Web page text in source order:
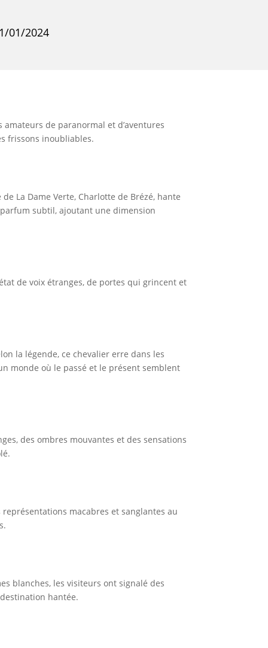
01/2024
de paranormal et d’aventures
frissons inoubliables.
La Dame Verte, Charlotte de Brézé, hante
subtil, ajoutant une dimension
de voix étranges, de portes qui grincent et
la légende, ce chevalier erre dans les
monde où le passé et le présent semblent
des ombres mouvantes et des sensations
macabres et sanglantes au
blanches, les visiteurs ont signalé des
hantée.